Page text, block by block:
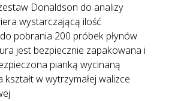
Donaldson do analizy
wystarczającą ilość
pobrania 200 próbek płynów
jest bezpiecznie zapakowana i
pianką wycinaną
w wytrzymałej walizce